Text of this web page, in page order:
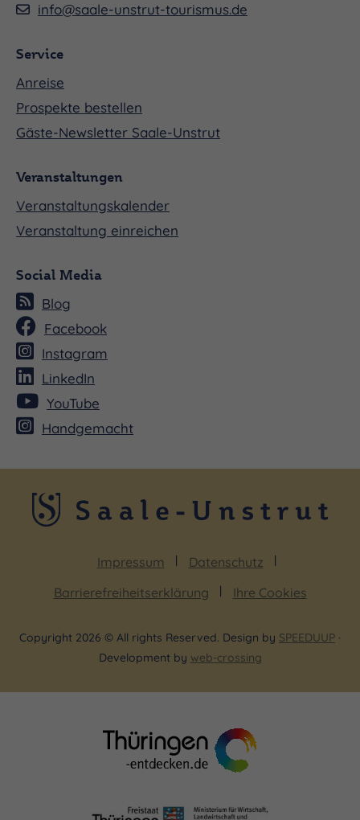
info@saale-unstrut-tourismus.de
Service
Anreise
Prospekte bestellen
Gäste-Newsletter Saale-Unstrut
Veranstaltungen
Veranstaltungskalender
Veranstaltung einreichen
Social Media
Blog
Facebook
Instagram
LinkedIn
YouTube
Handgemacht
Impressum
Datenschutz
Barrierefreiheitserklärung
Ihre Cookies
Copyright 2026 © All rights Reserved. Design by SPEEDUUP ·
Development by web-crossing